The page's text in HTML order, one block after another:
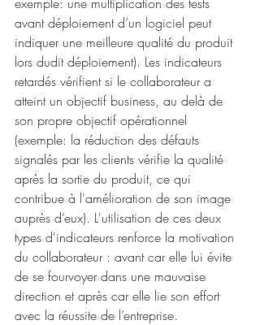
avant déploiement d’un logiciel peut
indiquer une meilleure qualité du produit
lors dudit déploiement). Les indicateurs
retardés vérifient si le collaborateur a
atteint un objectif business, au delà de
son propre objectif opérationnel
(exemple: la réduction des défauts
signalés par les clients vérifie la qualité
après la sortie du produit, ce qui
contribue à l'amélioration de son image
auprès d’eux). L'utilisation de ces deux
types d'indicateurs renforce la motivation
du collaborateur : avant car elle lui évite
de se fourvoyer dans une mauvaise
direction et après car elle lie son effort
avec la réussite de l’entreprise.